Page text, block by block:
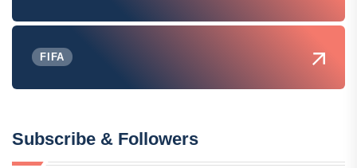
FIFA
Subscribe & Followers